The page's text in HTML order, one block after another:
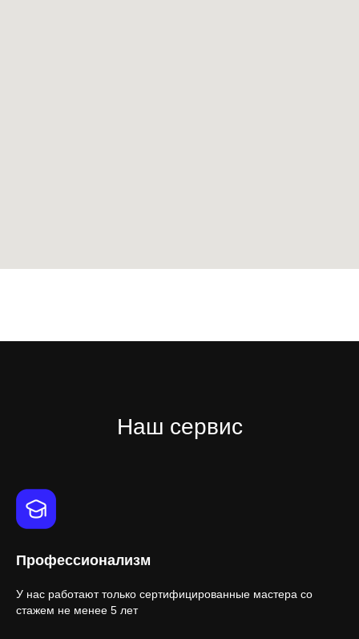
Наш сервис
Профессионализм
У нас работают только сертифицированные мастера со
стажем не менее 5 лет